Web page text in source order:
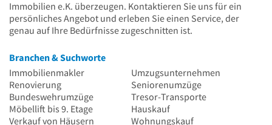
Immobilien e.K. überzeugen. Kontaktieren Sie uns für ein
persönliches Angebot und erleben Sie einen Service, der
genau auf Ihre Bedürfnisse zugeschnitten ist.
Branchen & Suchworte
Immobilienmakler
Umzugsunternehmen
Renovierung
Seniorenumzüge
Bundeswehrumzüge
Tresor-Transporte
Möbellift bis 9. Etage
Hauskauf
Verkauf von Häusern
Wohnungskauf